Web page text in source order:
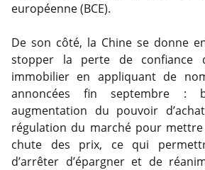
européenne (BCE).
De son côté, la Chine se donne
stopper la perte de confiance
immobilier en appliquant de
annoncées fin septembre :
augmentation du pouvoir
régulation du marché pour
chute des prix, ce qui
d’arrêter d’épargner et de